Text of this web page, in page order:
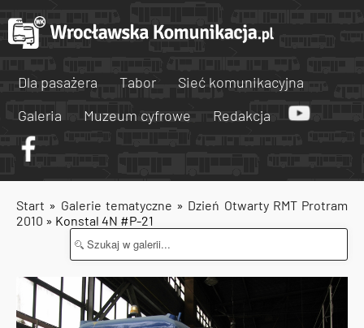
Dla pasażera Tabor
Sieć komunikacyjna
Galeria
Muzeum cyfrowe Redakcja
Start » Galerie tematyczne » Dzień Otwarty RMT Protram
2010 » Konstal 4N #P-21